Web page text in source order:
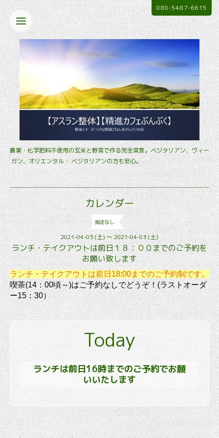
農薬・化学肥料不使用の玄米と野菜で作る完全菜食。ベジタリアン、ヴィー
ガン、オリエンタル・ ベジタリアンの方も安心。
080-5487-6615
カレンダー
指定なし
2021-04-03 (土) ～ 2021-04-03 (土)
ランチ・テイクアウトは前日１８：００までのご予約を
お願い致します
ランチ・テイクアウトは前日18:00までのご予約制です。
喫茶(14：00頃～)はご予約なしでどうぞ！(ラストオーダ
ー15：30）
Today
ランチは前日16時までのご予約でお願
いいたします